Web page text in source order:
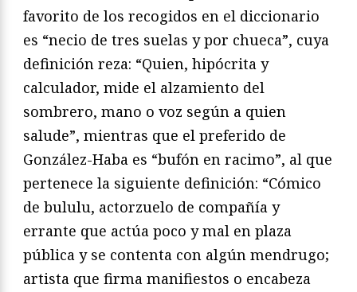
favorito de los recogidos en el diccionario
es “necio de tres suelas y por chueca”, cuya
definición reza: “Quien, hipócrita y
calculador, mide el alzamiento del
sombrero, mano o voz según a quien
salude”, mientras que el preferido de
González-Haba es “bufón en racimo”, al que
pertenece la siguiente definición: “Cómico
de bululu, actorzuelo de compañía y
errante que actúa poco y mal en plaza
pública y se contenta con algún mendrugo;
artista que firma manifiestos o encabeza